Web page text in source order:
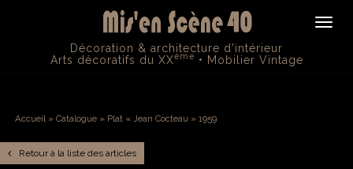
Décoration & architecture d'intérieur
Arts décoratifs du XXème • Mobilier Vintage
Accueil» Catalogue » Plat « Jean Cocteau » 1959
Retour à la liste des articles